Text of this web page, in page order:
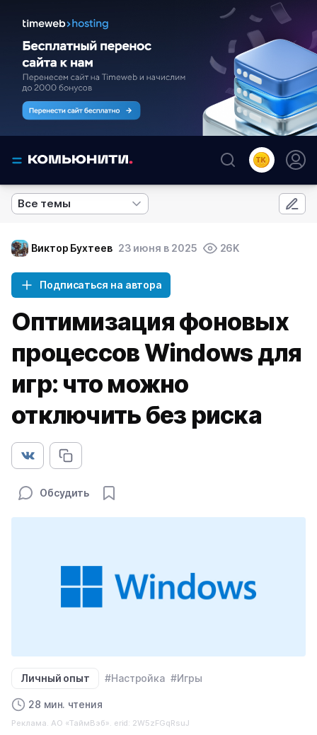
Все темы
Виктор Бухтеев 23 июня в 2025 26K
Подписаться на автора
Оптимизация фоновых
процессов Windows для
игр: что можно
отключить без риска
Обсудить
Личный опыт #Настройка #Игры
28 мин. чтения
Реклама. АО «ТаймВэб». erid: 2W5zFGqRsuJ